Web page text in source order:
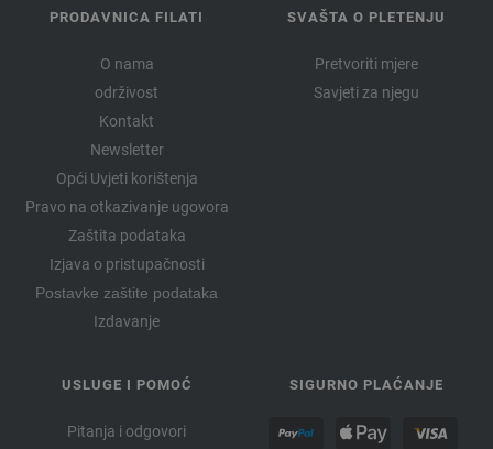
PRODAVNICA FILATI
O nama
održivost
Kontakt
Newsletter
Opći Uvjeti korištenja
Pravo na otkazivanje ugovora
Zaštita podataka
Izjava o pristupačnosti
Postavke zaštite podataka
Izdavanje
SVAŠTA O PLETENJU
Pretvoriti mjere
Savjeti za njegu
USLUGE I POMOĆ
Pitanja i odgovori
SIGURNO PLAĆANJE